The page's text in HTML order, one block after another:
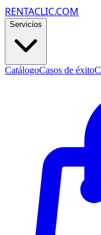
RENTACLIC.COM
Servicios
CatálogoCasos de éxito